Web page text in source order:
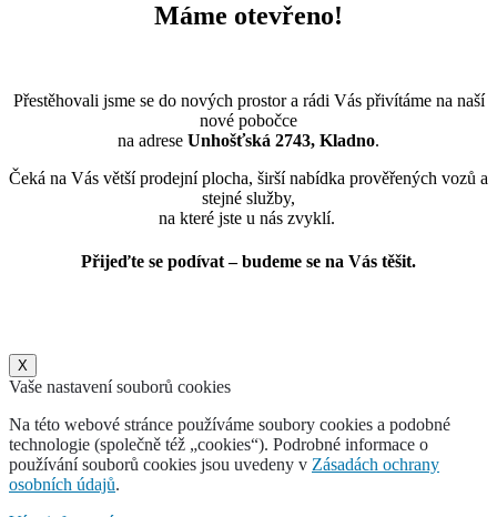
Máme otevřeno!
Přestěhovali jsme se do nových prostor a rádi Vás přivítáme na naší
nové pobočce
na adrese Unhošťská 2743, Kladno.
Čeká na Vás větší prodejní plocha, širší nabídka prověřených vozů a
stejné služby,
na které jste u nás zvyklí.
Přijeďte se podívat – budeme se na Vás těšit.
X
Vaše nastavení souborů cookies
Na této webové stránce používáme soubory cookies a podobné
technologie (společně též „cookies“). Podrobné informace o
používání souborů cookies jsou uvedeny v Zásadách ochrany
osobních údajů.